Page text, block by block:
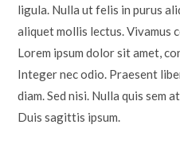
ligula. Nulla ut felis in purus
aliquet mollis lectus. Vivamus
Lorem ipsum dolor sit amet,
Integer nec odio. Praesent
diam. Sed nisi. Nulla quis sem
Duis sagittis ipsum.